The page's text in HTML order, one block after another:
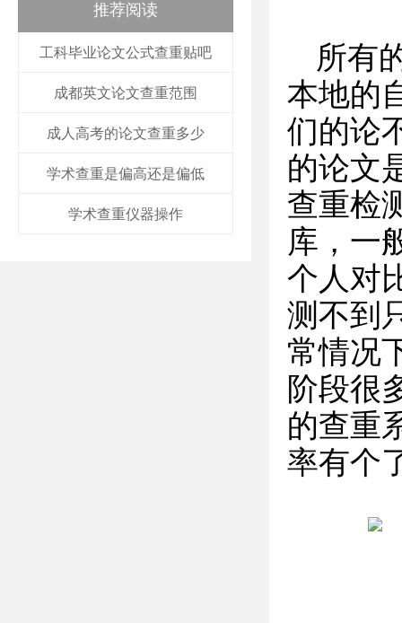
推荐阅读
工科毕业论文公式查重贴吧
成都英文论文查重范围
成人高考的论文查重多少
学术查重是偏高还是偏低
学术查重仪器操作
所有
本地的
们的论
的论文
查重检
库，一
个人对
测不到
常情况
阶段很
的查重
率有个